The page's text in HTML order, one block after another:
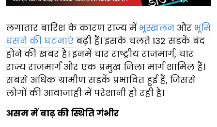
लगातार बारिश के कारण राज्य में भूस्खलन और भूमि
धंसने की घटनाएं बढ़ी हैं। इसके चलते 132 सड़कें बंद
होने की खबर है। इनमें चार राष्ट्रीय राजमार्ग, चार
राज्य राजमार्ग और एक प्रमुख जिला मार्ग शामिल हैं।
सबसे अधिक ग्रामीण सड़कें प्रभावित हुई हैं, जिससे
लोगों की आवाजाही में परेशानी हो रही है।
असम में बाढ़ की स्थिति गंभीर